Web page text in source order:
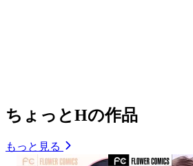
ちょっとHの作品
もっと見る